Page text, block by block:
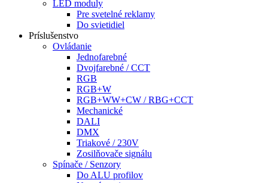
LED moduly
Pre svetelné reklamy
Do svietidiel
Príslušenstvo
Ovládanie
Jednofarebné
Dvojfarebné / CCT
RGB
RGB+W
RGB+WW+CW / RBG+CCT
Mechanické
DALI
DMX
Triakové / 230V
Zosilňovače signálu
Spínače / Senzory
Do ALU profilov